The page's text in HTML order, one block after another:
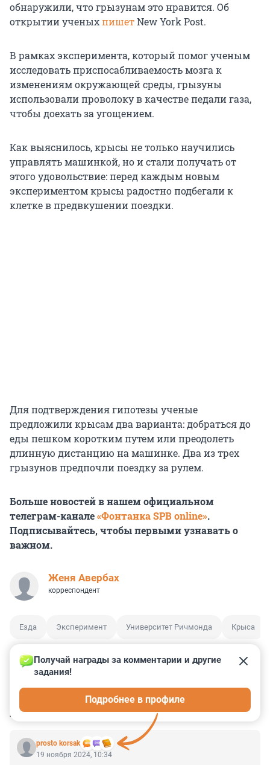
обнаружили, что грызунам это нравится. Об
открытии ученыхпишетNew York Post.
В рамках эксперимента, который помог ученым
исследовать приспосабливаемость мозга к
изменениям окружающей среды, грызуны
использовали проволоку в качестве педали газа,
чтобы доехать за угощением.
Как выяснилось, крысы не только научились
управлять машинкой, но и стали получать от
этого удовольствие: перед каждым новым
экспериментом крысы радостно подбегали к
клетке в предвкушении поездки.
Для подтверждения гипотезы ученые
предложили крысам два варианта: добраться до
еды пешком коротким путем или преодолеть
длинную дистанцию на машинке. Два из трех
грызунов предпочли поездку за рулем.
Больше новостей в нашем официальном
телеграм-канале«Фонтанка SPB online».
Подписывайтесь, чтобы первыми узнавать о
важном.
Женя Авербах
корреспондент
Езда Эксперимент Университет Ричмонда Крыса
КОММЕНТАРИИ 14
prosto korsak
Получай награды за комментарии и другие
задания!
Подробнее в профиле
19 ноября 2024, 10:34